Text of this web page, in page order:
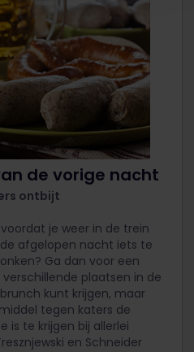
de vorige nacht
ontbijt
je weer in de trein
afgelopen nacht iets te
Ga dan voor een
plaatsen in de
kunt krijgen, maar
tegen katers de
is te krijgen bij allerlei
en Schneider